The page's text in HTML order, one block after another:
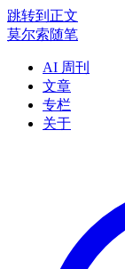
跳转到正文
莫尔索随笔
AI 周刊
文章
专栏
关于